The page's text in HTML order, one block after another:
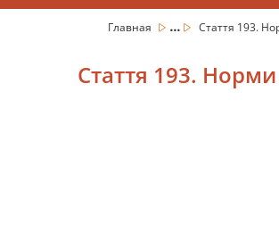
Главная ... Стаття 193.
Стаття 193.